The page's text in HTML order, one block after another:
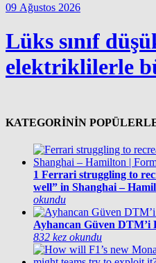
09 Ağustos 2026
Lüks sınıf
elektriklilerle
KATEGORİNİN
1 Ferrari struggling to
well” in Shanghai –
okundu
Ayhancan Güven
832 kez okundu